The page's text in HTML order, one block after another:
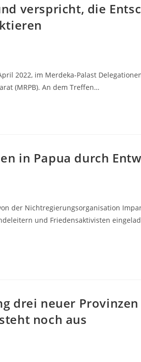
verspricht, die
2022, im Merdeka-Palast
(MRPB). An dem Treffen…
in Papua durch
der Nichtregierungsorganisation
und Friedensaktivisten
drei neuer Provinzen
noch aus